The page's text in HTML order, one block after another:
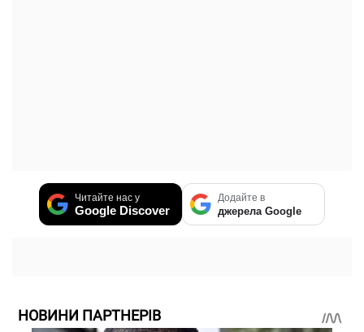
Читайте нас у
Google Discover
Додайте в
джерела Google
НОВИНИ ПАРТНЕРІВ